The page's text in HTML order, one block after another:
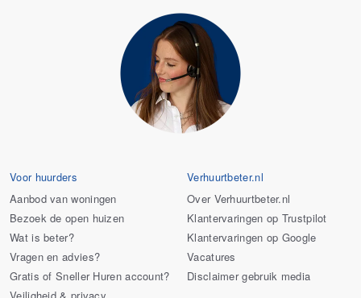
Voor huurders
Aanbod van woningen
Bezoek de open huizen
Wat is beter?
Vragen en advies?
Gratis of Sneller Huren account?
Verhuurtbeter.nl
Over Verhuurtbeter.nl
Klantervaringen op Trustpilot
Klantervaringen op Google
Vacatures
Disclaimer gebruik media